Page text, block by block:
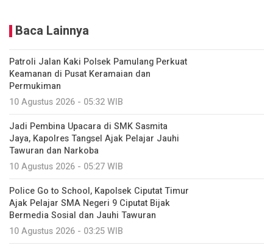
Baca Lainnya
Patroli Jalan Kaki Polsek Pamulang Perkuat
Keamanan di Pusat Keramaian dan
Permukiman
10 Agustus 2026 - 05:32 WIB
Jadi Pembina Upacara di SMK Sasmita
Jaya, Kapolres Tangsel Ajak Pelajar Jauhi
Tawuran dan Narkoba
10 Agustus 2026 - 05:27 WIB
Police Go to School, Kapolsek Ciputat Timur
Ajak Pelajar SMA Negeri 9 Ciputat Bijak
Bermedia Sosial dan Jauhi Tawuran
10 Agustus 2026 - 03:25 WIB